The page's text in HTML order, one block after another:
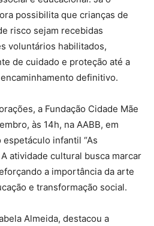
possibilita que crianças de
risco sejam recebidas
voluntários habilitados,
de cuidado e proteção até a
definitivo.
a Fundação Cidade Mãe
às 14h, na AABB, em
espetáculo infantil “As
atividade cultural busca marcar
a importância da arte
e transformação social.
Almeida, destacou a